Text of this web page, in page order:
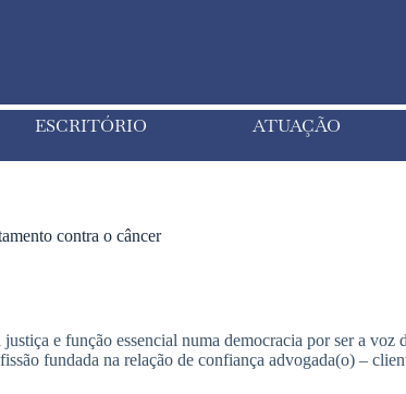
ESCRITÓRIO ATUAÇÃO
contra o câncer
e função essencial numa democracia por ser a voz
fundada na relação de confiança advogada(o) –